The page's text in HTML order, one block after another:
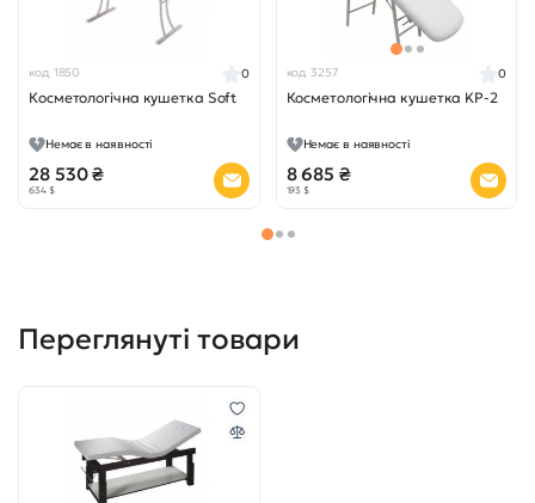
код 1850
Косметологічна кушетка Soft
0
Немає в наявності
28 530 ₴
634 $
код 3257
Косметологічна кушетка KP-2
0
Немає в наявності
8 685 ₴
193 $
Переглянуті товари